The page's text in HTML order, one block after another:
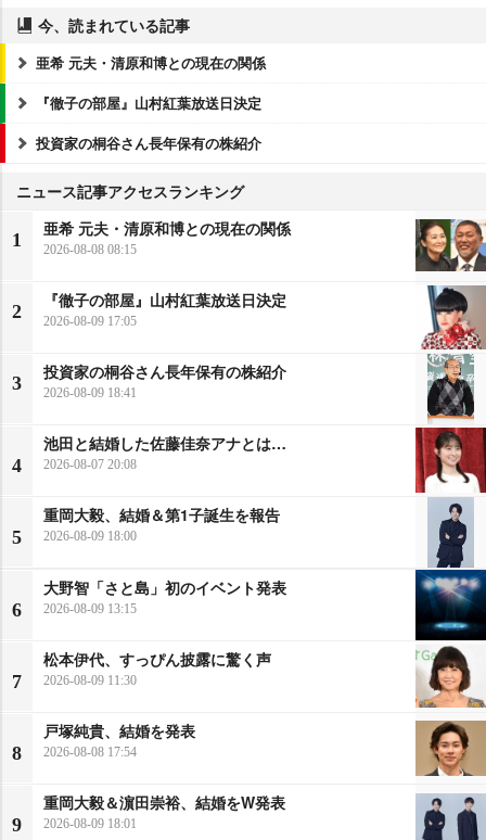
今、読まれている記事
亜希 元夫・清原和博との現在の関係
『徹子の部屋』山村紅葉放送日決定
投資家の桐谷さん長年保有の株紹介
ニュース記事アクセスランキング
1
亜希 元夫・清原和博との現在の関係
2026-08-08 08:15
2
『徹子の部屋』山村紅葉放送日決定
2026-08-09 17:05
3
投資家の桐谷さん長年保有の株紹介
2026-08-09 18:41
4
池田と結婚した佐藤佳奈アナとは…
2026-08-07 20:08
5
重岡大毅、結婚＆第1子誕生を報告
2026-08-09 18:00
6
大野智「さと島」初のイベント発表
2026-08-09 13:15
7
松本伊代、すっぴん披露に驚く声
2026-08-09 11:30
8
戸塚純貴、結婚を発表
2026-08-08 17:54
9
重岡大毅＆濵田崇裕、結婚をW発表
2026-08-09 18:01